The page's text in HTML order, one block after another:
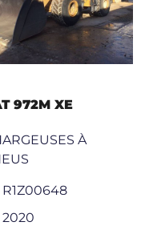
972M XE
À
R1Z00648
2020